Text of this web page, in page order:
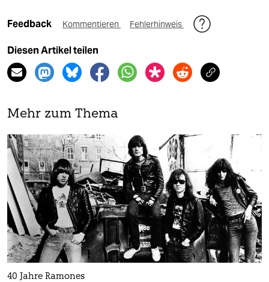
Feedback Kommentieren Fehlerhinweis
Diesen Artikel teilen
Mehr zum Thema
40 Jahre Ramones